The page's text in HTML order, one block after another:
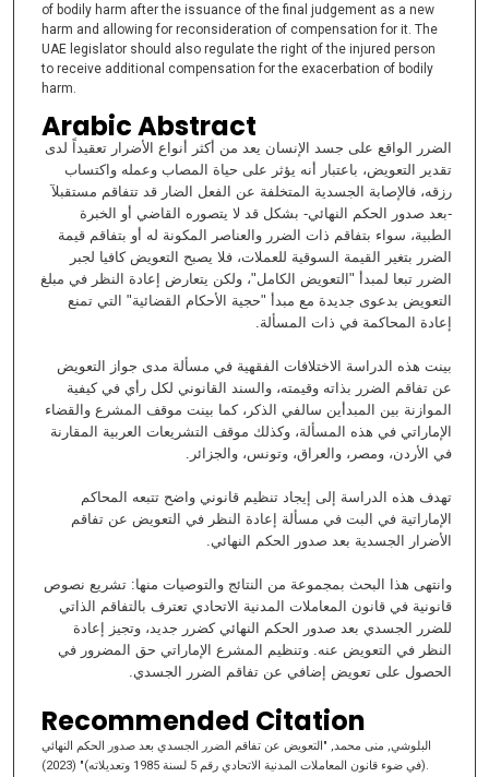
of bodily harm after the issuance of the final judgement as a new
harm and allowing for reconsideration of compensation for it. The
UAE legislator should also regulate the right of the injured person
to receive additional compensation for the exacerbation of bodily
harm.
Arabic Abstract
الضرر الواقع على جسد الإنسان يعد من أكثر أنواع الأضرار تعقيداً لدى
تقدير التعويض، باعتبار أنه يؤثر على حياة المصاب وعمله واكتساب
رزقه، فالإصابة الجسدية المتخلفة عن الفعل الضار قد تتفاقم مستقبلآ
-بعد صدور الحكم النهائي- بشكل قد لا يتصوره القاضي أو الخبرة
الطبية، سواء بتفاقم ذات الضرر والعناصر المكونة له أو بتفاقم قيمة
الضرر بتغير القيمة السوقية للعملات، فلا يصبح التعويض كافيا لجبر
الضرر تبعا لمبدأ "التعويض الكامل"، ولكن يتعارض إعادة النظر في مبلغ
التعويض بدعوى جديدة مع مبدأ "حجية الأحكام القضائية" التي تمنع
إعادة المحاكمة في ذات المسألة.
بينت هذه الدراسة الاختلافات الفقهية في مسألة مدى جواز التعويض
عن تفاقم الضرر بذاته وقيمته، والسند القانوني لكل رأي في كيفية
الموازنة بين المبدأين سالفي الذكر، كما بينت موقف المشرع والقضاء
الإماراتي في هذه المسألة، وكذلك موقف التشريعات العربية المقارنة
في الأردن، ومصر، والعراق، وتونس، والجزائر.
تهدف هذه الدراسة إلى إيجاد تنظيم قانوني واضح تتبعه المحاكم
الإماراتية في البت في مسألة إعادة النظر في التعويض عن تفاقم
الأضرار الجسدية بعد صدور الحكم النهائي.
وانتهى هذا البحث بمجموعة من النتائج والتوصيات منها: تشريع نصوص
قانونية في قانون المعاملات المدنية الاتحادي تعترف بالتفاقم الذاتي
للضرر الجسدي بعد صدور الحكم النهائي كضرر جديد، وتجيز إعادة
النظر في التعويض عنه. وتنظيم المشرع الإماراتي حق المضرور في
الحصول على تعويض إضافي عن تفاقم الضرر الجسدي.
Recommended Citation
البلوشي, منى محمد, "اﻟﺘﻌﻮﯾﺾ ﻋﻦ ﺗﻔﺎﻗﻢ اﻟﻀﺮر اﻟﺠﺴﺪي ﺑﻌﺪ ﺻﺪور اﻟﺤﻜﻢ اﻟﻨﮭﺎﺋﻲ
(ﻓﻲ ﺿﻮء ﻗﺎﻧﻮن اﻟﻤﻌﺎﻣﻼت اﻟﻤﺪﻧﯿﺔ اﻻﺗﺤﺎدي رﻗﻢ 5 ﻟﺴﻨﺔ 1985 وﺗﻌﺪﯾﻼته)" (2023).